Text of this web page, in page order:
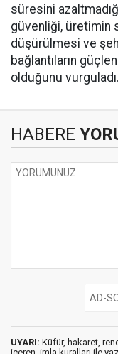
süresini
güvenliği, üretimin
düşürülmesi ve
bağlantıların
olduğunu vurguladı.
HABERE
UYARI: Küfür, hakaret,